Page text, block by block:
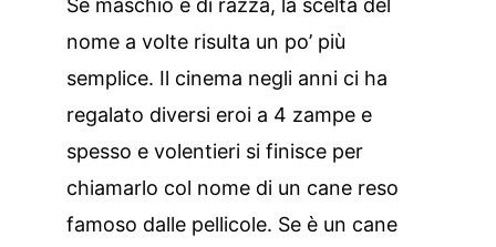
nome a volte risulta un po’ più
semplice. Il cinema negli anni ci ha
regalato diversi eroi a 4 zampe e
spesso e volentieri si finisce per
chiamarlo col nome di un cane reso
famoso dalle pellicole. Se è un cane